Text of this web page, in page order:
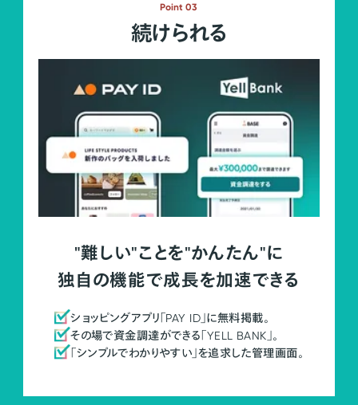
Point 03
続けられる
"難しい"ことを"かんたん"に
独自の機能で成長を加速できる
ショッピングアプリ「PAY ID」に無料掲載。
その場で資金調達ができる「YELL BANK」。
「シンプルでわかりやすい」を追求した管理画面。